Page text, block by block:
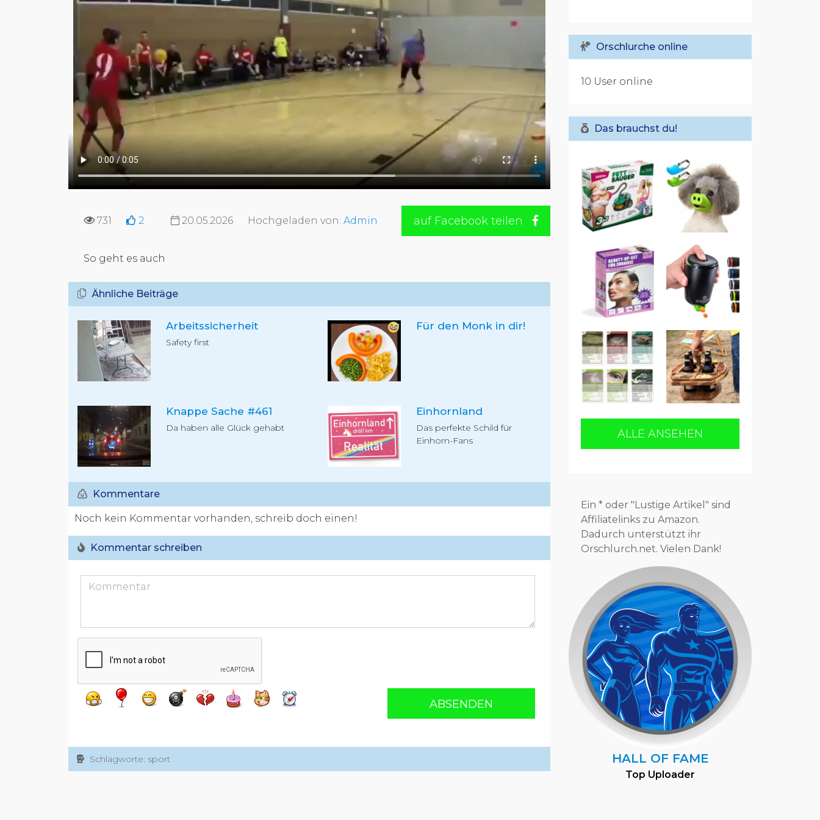
731 2 20.05.2026 Hochgeladen von: Admin auf Facebook teilen
So geht es auch
Ähnliche Beiträge
Arbeitssicherheit
Safety first
Für den Monk in dir!
Knappe Sache #461
Da haben alle Glück gehabt
Einhornland
Das perfekte Schild für
Einhorn-Fans
Kommentare
Noch kein Kommentar vorhanden, schreib doch einen!
Kommentar schreiben
ABSENDEN
Schlagworte: sport
Orschlurche online
10 User online
Das brauchst du!
ALLE ANSEHEN
Ein * oder "Lustige Artikel" sind
Affiliatelinks zu Amazon.
Dadurch unterstützt ihr
Orschlurch.net. Vielen Dank!
HALL OF FAME
Top Uploader